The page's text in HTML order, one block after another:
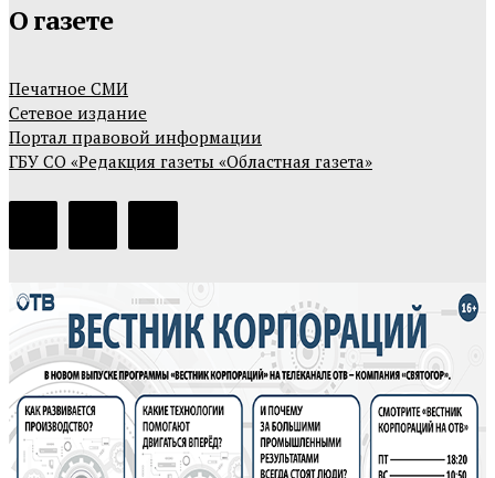
О газете
Печатное СМИ
Сетевое издание
Портал правовой информации
ГБУ СО «Редакция газеты «Областная газета»